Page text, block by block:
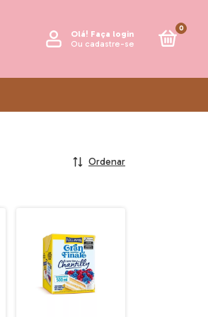
Olá! Faça login
Ou cadastre-se
0
Ordenar